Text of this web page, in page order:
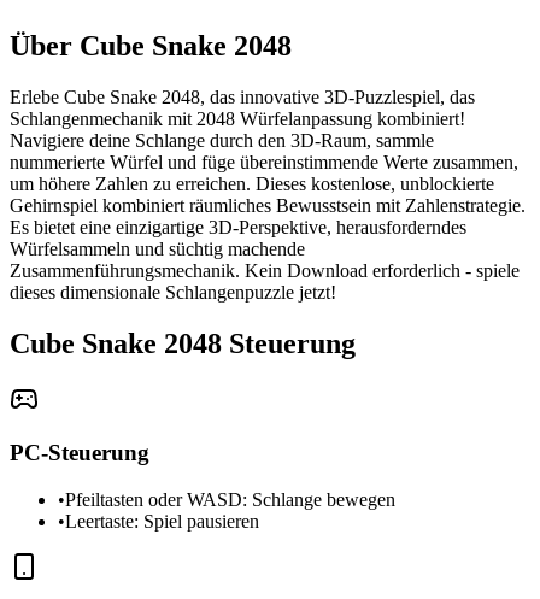
Über Cube Snake 2048
Erlebe Cube Snake 2048, das innovative 3D-Puzzlespiel, das
Schlangenmechanik mit 2048 Würfelanpassung kombiniert!
Navigiere deine Schlange durch den 3D-Raum, sammle
nummerierte Würfel und füge übereinstimmende Werte zusammen,
um höhere Zahlen zu erreichen. Dieses kostenlose, unblockierte
Gehirnspiel kombiniert räumliches Bewusstsein mit Zahlenstrategie.
Es bietet eine einzigartige 3D-Perspektive, herausforderndes
Würfelsammeln und süchtig machende
Zusammenführungsmechanik. Kein Download erforderlich - spiele
dieses dimensionale Schlangenpuzzle jetzt!
Cube Snake 2048 Steuerung
PC-Steuerung
•Pfeiltasten oder WASD: Schlange bewegen
•Leertaste: Spiel pausieren